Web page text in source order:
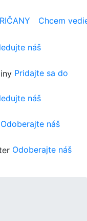
Chcem
náš
Pridajte sa do
náš
Odoberajte náš
Odoberajte náš